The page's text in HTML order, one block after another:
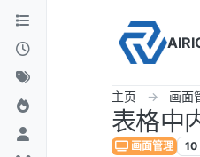
Skip to content
主页 画面
表格中
画面管理 10